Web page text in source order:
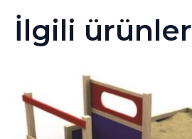
İlgili ürünler